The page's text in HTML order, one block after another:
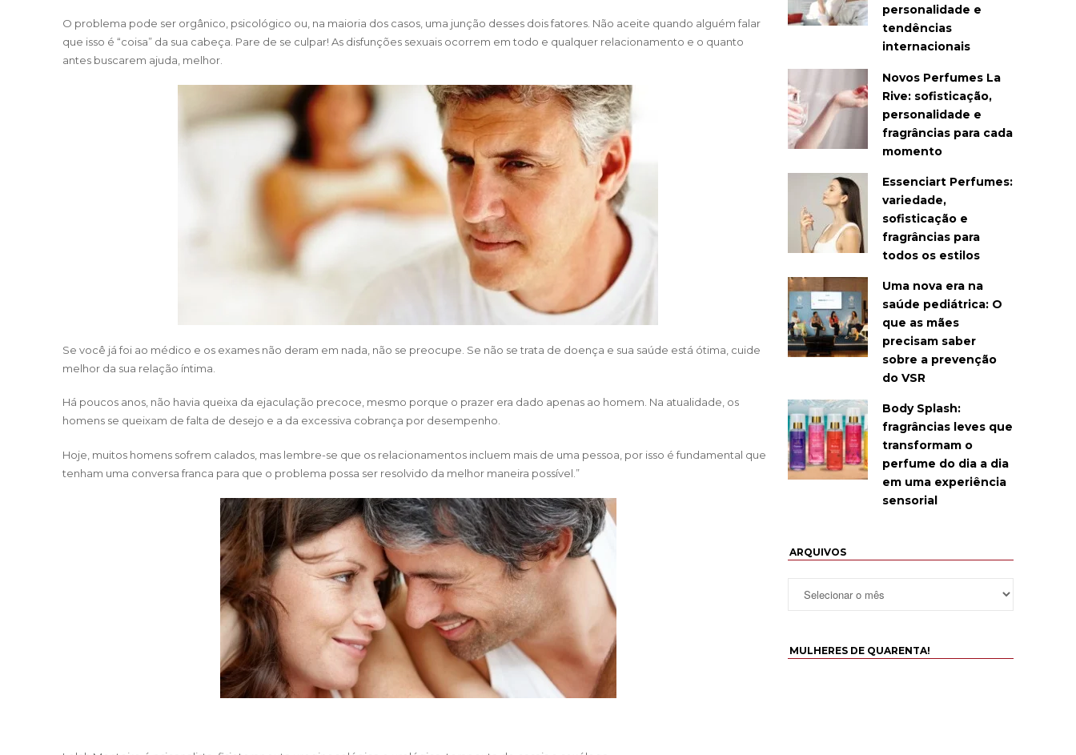
O problema pode ser orgânico, psicológico ou, na maioria dos casos, uma junção desses dois fatores. Não aceite quando alguém falar
que isso é “coisa” da sua cabeça. Pare de se culpar! As disfunções sexuais ocorrem em todo e qualquer relacionamento e o quanto
antes buscarem ajuda, melhor.
Se você já foi ao médico e os exames não deram em nada, não se preocupe. Se não se trata de doença e sua saúde está ótima, cuide
melhor da sua relação íntima.
Há poucos anos, não havia queixa da ejaculação precoce, mesmo porque o prazer era dado apenas ao homem. Na atualidade, os
homens se queixam de falta de desejo e a da excessiva cobrança por desempenho.
Hoje, muitos homens sofrem calados, mas lembre-se que os relacionamentos incluem mais de uma pessoa, por isso é fundamental que
tenham uma conversa franca para que o problema possa ser resolvido da melhor maneira possível.”
personalidade e
tendências
internacionais
Novos Perfumes La
Rive: sofisticação,
personalidade e
fragrâncias para cada
momento
Essenciart Perfumes:
variedade,
sofisticação e
fragrâncias para
todos os estilos
Uma nova era na
saúde pediátrica: O
que as mães
precisam saber
sobre a prevenção
do VSR
Body Splash:
fragrâncias leves que
transformam o
perfume do dia a dia
em uma experiência
sensorial
ARQUIVOS
MULHERES DE QUARENTA!